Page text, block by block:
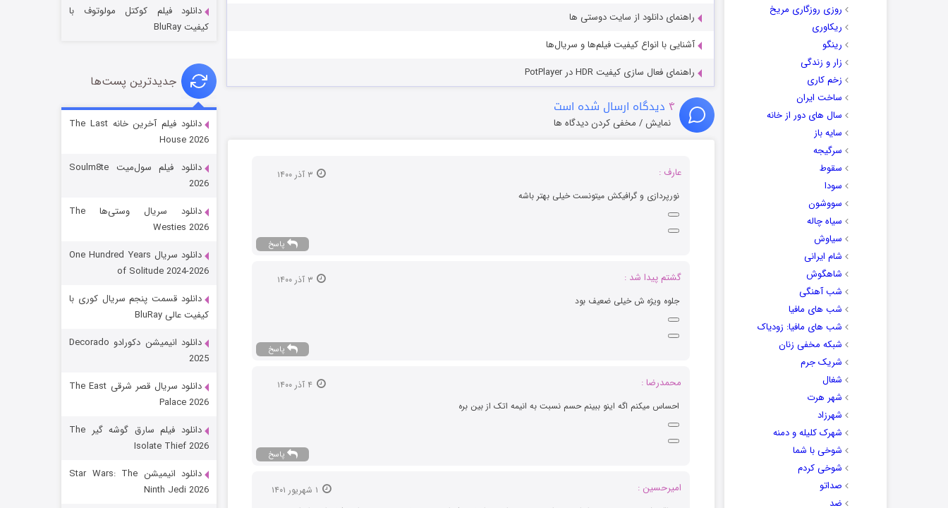
روزی روزگاری مریخ
ریکاوری
رینگو
زار و زندگی
زخم کاری
ساخت ایران
سال های دور از خانه
سایه باز
سرگیجه
سقوط
سودا
سووشون
سیاه چاله
سیاوش
شام ایرانی
شاهگوش
شب آهنگی
شب های مافیا
شب های مافیا: زودیاک
شبکه مخفی زنان
شریک جرم
شغال
شهر هرت
شهرزاد
شهرک کلیله و دمنه
شوخی با شما
شوخی کردم
صداتو
ضد
راهنمای دانلود از سایت دوستی ها
آشنایی با انواع کیفیت فیلم‌ها و سریال‌ها
راهنمای فعال سازی کیفیت HDR در PotPlayer
۴ دیدگاه ارسال شده است
نمایش / مخفی کردن دیدگاه ها
عارف :
۳ آذر ۱۴۰۰
نورپردازی و گرافیکش میتونست خیلی بهتر باشه
پاسخ
گشتم پیدا شد :
۳ آذر ۱۴۰۰
جلوه ویژه ش خیلی ضعیف بود
پاسخ
محمدرضا :
احساس میکنم اگه اینو ببینم حسم نسبت به انیمه اتک از بین بره
پاسخ
امیرحسین :
قسمت
باب اسفنجی فصل ۱۷
قسمت
دانلود فیلم کوکتل مولوتوف با
کیفیت BluRay
جدیدترین پست‌ها
دانلود فیلم آخرین خانه The Last
House 2026
دانلود فیلم سول‌میت Soulm8te
2026
دانلود سریال وستی‌ها The
Westies 2026
دانلود سریال One Hundred Years
of Solitude 2024-2026
دانلود قسمت پنجم سریال کوری با
کیفیت عالی BluRay
دانلود انیمیشن دکورادو Decorado
2025
دانلود سریال قصر شرقی The East
Palace 2026
دانلود فیلم سارق گوشه گیر The
Isolate Thief 2026
دانلود انیمیشن Star Wars: The
Ninth Jedi 2026